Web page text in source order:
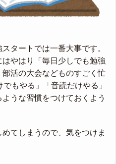
タートでは一番大事です。
やはり「毎日少しでも勉強
活の大会などものすごく忙
もやる」「音読だけやる」
うな習慣をつけておくよう
てしまうので、気をつけま